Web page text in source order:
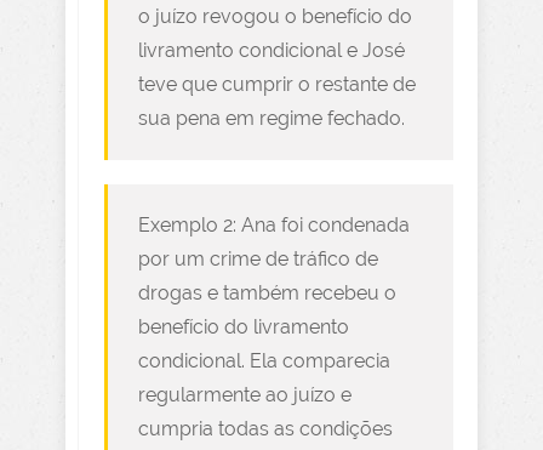
o juízo revogou o benefício do
livramento condicional e José
teve que cumprir o restante de
sua pena em regime fechado.
Exemplo 2: Ana foi condenada
por um crime de tráfico de
drogas e também recebeu o
benefício do livramento
condicional. Ela comparecia
regularmente ao juízo e
cumpria todas as condições